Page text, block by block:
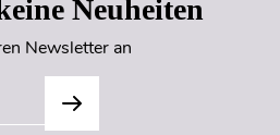
Neuheiten
Newsletter an